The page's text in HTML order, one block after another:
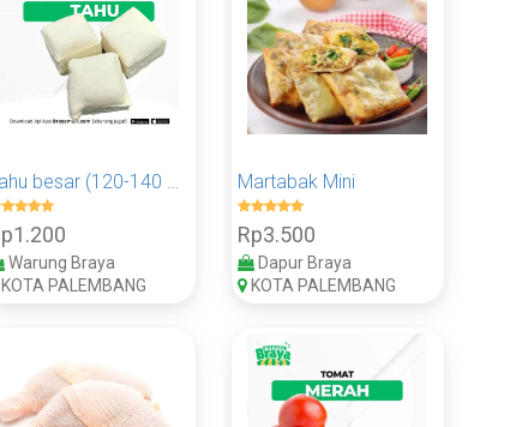
Warung Braya
KOTA PALEMBANG
Martabak Mini
Rp3.500
Dapur Braya
KOTA PALEMBANG